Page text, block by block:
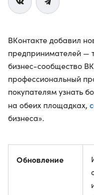
ВКонтакте добавил
предпринимателей —
бизнес-сообщество
профессиональный
покупателям узнать
на обеих площадках,
бизнеса».
Обновление